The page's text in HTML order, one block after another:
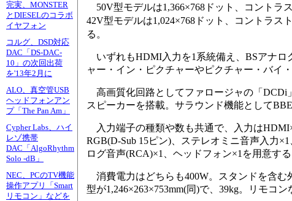
完実、MONSTER
とDIESELのコラボ
イヤフォン
コルグ、DSD対応
DAC「DS-DAC-
10」の次回出荷
を'13年2月に
ALO、真空管USB
ヘッドフォンアン
プ「The Pan Am」
Cypher Labs、ハイ
レゾ携帯
DAC「AlgoRhythm
Solo -dB」
NEC、PCのTV機能
操作アプリ「Smart
リモコン」などを
50V型モデルは1,366×768ドット、コントラ
42V型モデルは1,024×768ドット、コントラス
る。
いずれもHDMI入力を1系統備え、BSアナロ
ャー・イン・ピクチャーやピクチャー・バイ
高画質化回路としてファロージャの「DCDi
スピーカーを搭載。サラウンド機能として
入力端子の種類や数も共通で、入力は
RGB(D-Sub 15ピン)、ステレオミニ音声入力
ログ音声(RCA)×1、ヘッドフォン×1を用意する
消費電力はどちらも400W。スタンドを含む
型が1,246×263×753mm(同)で、39kg。リモコン